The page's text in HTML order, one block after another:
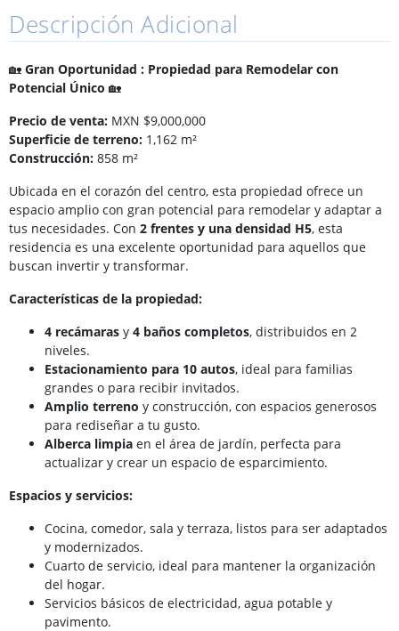
Descripción Adicional
🏡 Gran Oportunidad : Propiedad para Remodelar con
Potencial Único 🏡
Precio de venta: MXN $9,000,000
Superficie de terreno: 1,162 m²
Construcción: 858 m²
Ubicada en el corazón del centro, esta propiedad ofrece un
espacio amplio con gran potencial para remodelar y adaptar a
tus necesidades. Con 2 frentes y una densidad H5, esta
residencia es una excelente oportunidad para aquellos que
buscan invertir y transformar.
Características de la propiedad:
4 recámaras y 4 baños completos, distribuidos en 2
niveles.
Estacionamiento para 10 autos, ideal para familias
grandes o para recibir invitados.
Amplio terreno y construcción, con espacios generosos
para rediseñar a tu gusto.
Alberca limpia en el área de jardín, perfecta para
actualizar y crear un espacio de esparcimiento.
Espacios y servicios:
Cocina, comedor, sala y terraza, listos para ser adaptados
y modernizados.
Cuarto de servicio, ideal para mantener la organización
del hogar.
Servicios básicos de electricidad, agua potable y
pavimento.